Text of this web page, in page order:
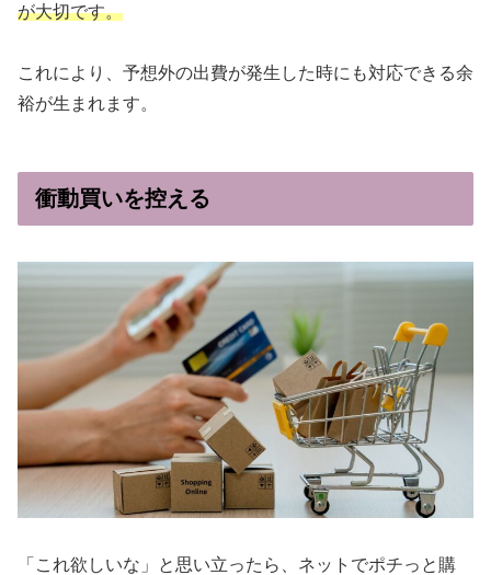
が大切です。
これにより、予想外の出費が発生した時にも対応できる余
裕が生まれます。
衝動買いを控える
「これ欲しいな」と思い立ったら、ネットでポチっと購